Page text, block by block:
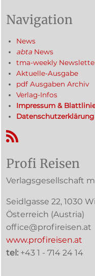
Navigation
News
abta News
tma-weekly
Aktuelle-Ausgabe
pdf Ausgaben Archiv
Verlag-Infos
Impressum &
Datenschutzerklärung
RSS-Feed
Profi Reisen
Verlagsgesellschaft
Seidlgasse 22, 1030
Österreich (Austria)
office@profireisen.at
www.profireisen.at
tel: +43 1 - 714 24 14